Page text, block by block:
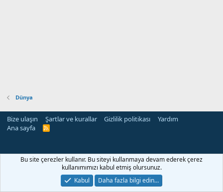
Dünya
Bize ulaşın Şartlar ve kurallar Gizlilik politikası
Yardım
Ana sayfa
R
siteleri
Bu site çerezler kullanır. Bu siteyi kullanmaya devam ederek çerez
kullanımımızı kabul etmiş olursunuz.
Kabul
Daha fazla bilgi edin…